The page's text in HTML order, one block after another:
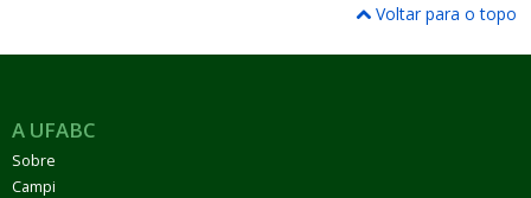
Voltar para o topo
A UFABC
Sobre
Campi